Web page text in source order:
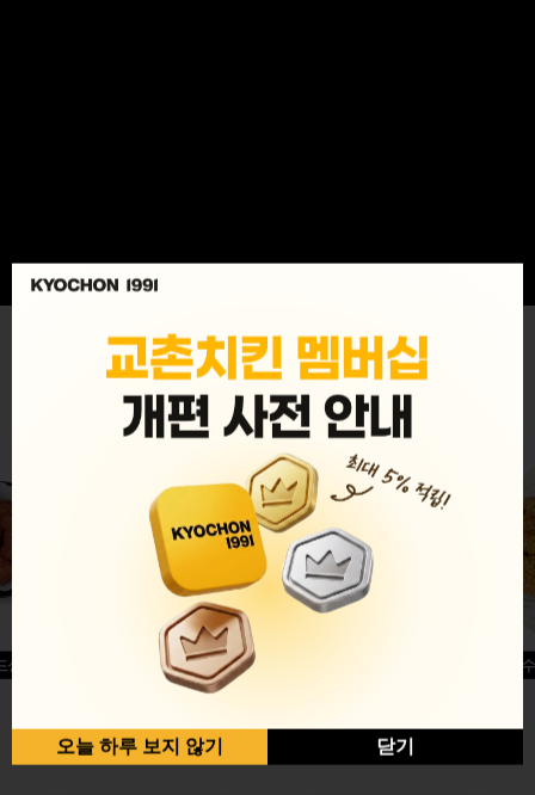
MENU
글윙
반반순살[레드+허니]
허니옥
오늘 하루 보지 않기 닫기